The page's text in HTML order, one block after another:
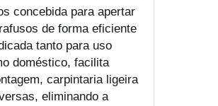
concebida para apertar
de forma eficiente
tanto para uso
doméstico, facilita
carpintaria ligeira
eliminando a